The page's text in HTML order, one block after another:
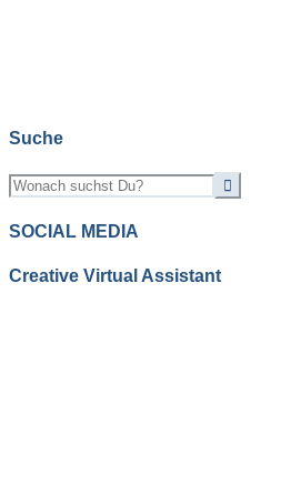
Suche
SOCIAL MEDIA
Creative Virtual Assistant